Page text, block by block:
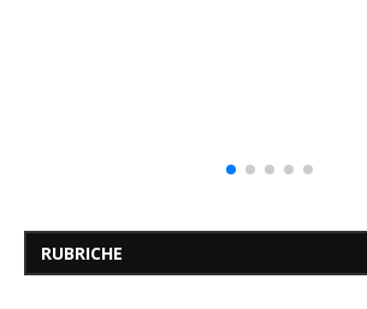
RUBRICHE